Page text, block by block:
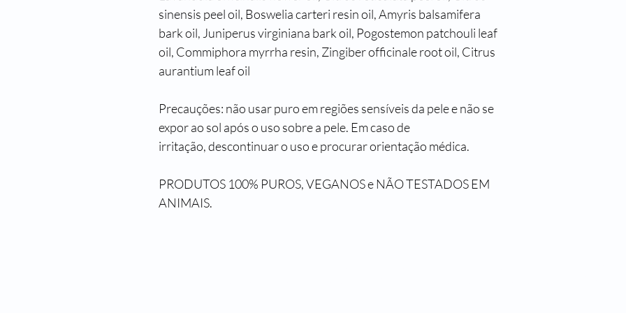
sinensis peel oil, Boswelia carteri resin oil, Amyris balsamifera
bark oil, Juniperus virginiana bark oil, Pogostemon patchouli leaf
oil, Commiphora myrrha resin, Zingiber officinale root oil, Citrus
aurantium leaf oil
Precauções: não usar puro em regiões sensíveis da pele e não se
expor ao sol após o uso sobre a pele. Em caso de
irritação, descontinuar o uso e procurar orientação médica.
PRODUTOS 100% PUROS, VEGANOS e NÃO TESTADOS EM
ANIMAIS.